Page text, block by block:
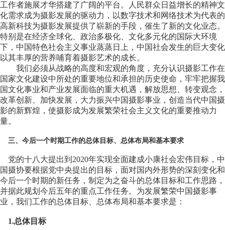
工作者施展才华搭建了广阔的平台。人民群众日益增长的精神文
化需求成为摄影发展的驱动力，以数字技术和网络技术为代表的
高新科技为摄影发展提供了崭新的手段，催生了新的文化业态。
特别是在经济全球化、政治多极化、文化多元化的国际大环境
下，中国特色社会主义事业蒸蒸日上，中国社会发生的巨大变化
以其丰厚的营养哺育着摄影艺术的成长。
我们必须从战略的高度和宏观的角度，充分认识摄影工作在
国家文化建设中所处的重要地位和承担的历史使命，牢牢把握我
国文化事业和产业发展面临的重大机遇，解放思想、转变观念，
改革创新、加快发展，大力振兴中国摄影事业，创造当代中国摄
影的新辉煌，使摄影成为发展繁荣社会主义文化的重要推动力
量。
三、今后一个时期工作的总体目标、总体布局和基本要求
党的十八大提出到2020年实现全面建成小康社会宏伟目标，中
国摄协要根据党中央提出的目标，面对国内外形势的深刻变化和
今后一个时期的新任务，制定为之奋斗的总体目标和工作思路，
并据此规划今后五年的重点工作任务。为发展繁荣中国摄影事
业，我们工作的总体目标、总体布局和基本要求是：
1.总体目标